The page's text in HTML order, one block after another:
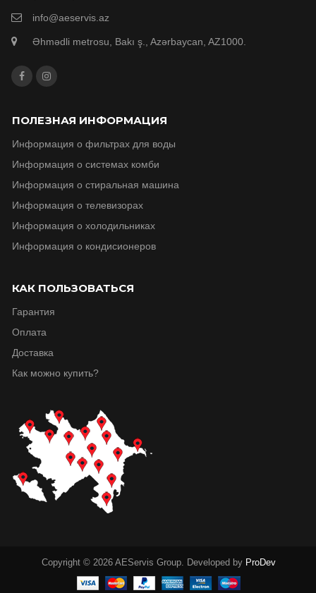
info@aeservis.az
Əhmədli metrosu, Bakı ş., Azərbaycan, AZ1000.
ПОЛЕЗНАЯ ИНФОРМАЦИЯ
Информация о фильтрах для воды
Информация о системах комби
Информация о стиральная машина
Информация о телевизорax
Информация о холодильниках
Информация о кондисионеров
КАК ПОЛЬЗОВАТЬСЯ
Гарантия
Оплата
Доставка
Как можно купить?
Copyright © 2026 AEServis Group. Developed by ProDev